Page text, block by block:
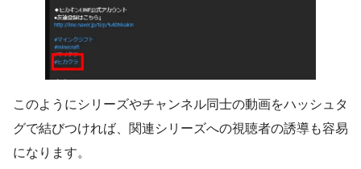
このようにシリーズやチャンネル同士の動画をハッシュタ
グで結びつければ、関連シリーズへの視聴者の誘導も容易
になります。